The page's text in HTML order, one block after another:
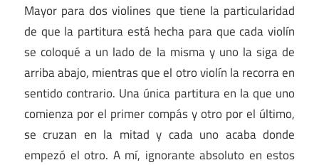
Mayor para dos violines que tiene la particularidad
de que la partitura está hecha para que cada violín
se coloqué a un lado de la misma y uno la siga de
arriba abajo, mientras que el otro violín la recorra en
sentido contrario. Una única partitura en la que uno
comienza por el primer compás y otro por el último,
se cruzan en la mitad y cada uno acaba donde
empezó el otro. A mí, ignorante absoluto en estos